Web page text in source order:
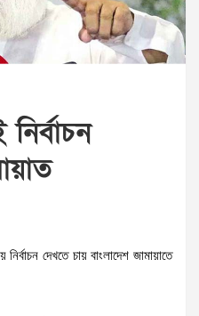
দেখতে চায় বাংলাদেশ জামায়াতে